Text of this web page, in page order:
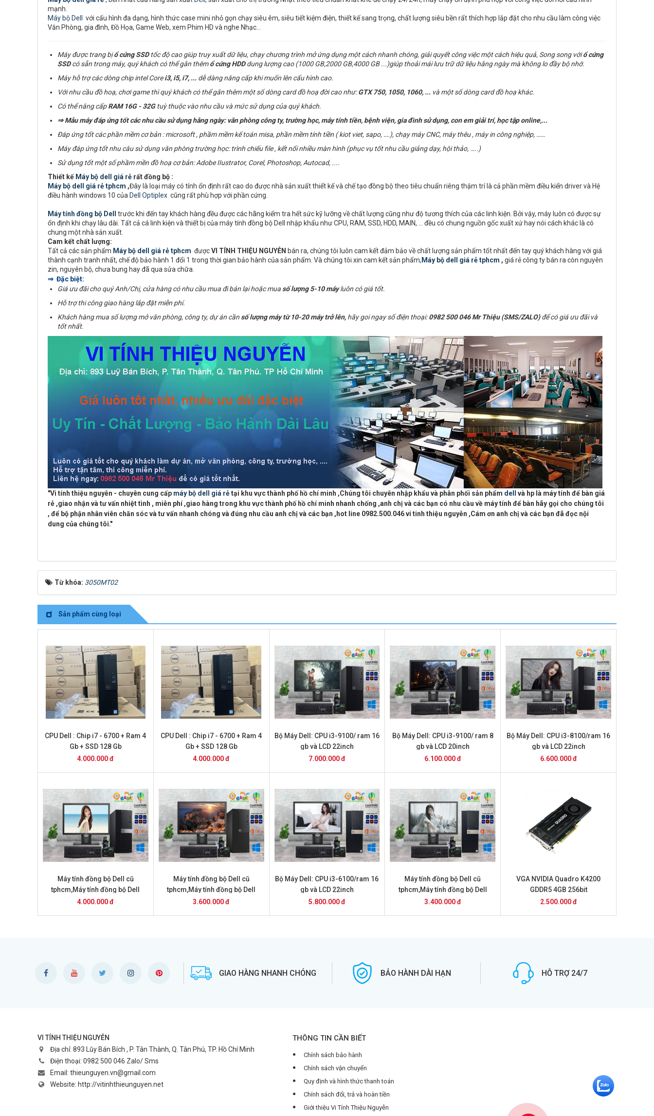
mạnh.
Máy bộ Dell
với cấu hình đa dạng, hình thức case mini nhỏ gọn chạy siêu êm, siêu tiết kiệm điện, thiết kế sang trọng, chất lượng siêu bền rất thích hợp lắp đặt cho nhu cầu làm công việc
Văn Phòng, gia đình, Đồ Họa, Game Web, xem Phim HD và nghe Nhạc…
Máy được trang bịổ cứng SSDtốc độ cao giúp truy xuất dữ liệu, chạy chương trình mở ứng dụng một cách nhanh chóng, giải quyết công việc một cách hiệu quả, Song song vớiổ cứng
SSDcó sẵn trong máy, quý khách có thể gắn thêmổ cứng HDDdung lượng cao (1000 GB,2000 GB,4000 GB ...)giúp thoải mái lưu trữ dữ liệu hằng ngày mà không lo đầy bộ nhớ.
Máy hỗ trợ các dòng chip intel Corei3, i5, i7, ... dễ dàng nâng cấp khi muốn lên cấu hình cao.
Với nhu cầu đồ hoạ, chơi game thì quý khách có thể gắn thêm một số dòng card đồ hoạ đời cao như:GTX 750, 1050, 1060, ... và một số dòng card đồ hoạ khác.
Có thể nâng cấpRAM 16G - 32Gtuỳ thuộc vào nhu cầu và mức sử dụng của quý khách.
⇒Mẫu máy đáp ứng tốt các nhu cầu sử dụng hằng ngày: văn phòng công ty, trường học, máy tính tiền, bệnh viện, gia đình sử dụng, con em giải trí, học tập online,...
Đáp ứng tốt các phần mềm cơ bản : microsoft , phầm mềm kế toán misa, phần mềm tính tiền ( kiot viet, sapo, ….), chạy máy CNC, máy thêu , máy in công nghiệp, ……
Máy đáp ứng tốt nhu câu sử dụng văn phòng trường học: trình chiếu file , kết nối nhiều màn hình (phục vụ tốt nhu cầu giảng dạy, hội thảo, …..)
Sử dụng tốt một số phầm mền đồ hoạ cơ bản:Adobe IIustrator, Corel, Photoshop, Autocad, ....
Thiết kế Máy bộ dell giá rẻ rất đồng bộ :
Máy bộ dell giá rẻ tphcm ,Đây là loại máy có tính ổn định rất cao do được nhà sản xuất thiết kế và chế tạo đồng bộ theo tiêu chuẩn riêng thậm trí là cả phần mềm điều kiển driver và Hệ
điều hành windows 10 của Dell Optiplex cũng rất phù hợp với phần cứng.
Máy tính đồng bộ Dell
trước khi đến tay khách hàng đều được các hãng kiểm tra hết sức kỹ lưỡng về chất lượng cũng như độ tương thích của các linh kiện. Bởi vậy, máy luôn có được sự
ổn định khi chạy lâu dài. Tất cả cá linh kiện và thiết bị của máy tính đồng bộ Dell nhập khẩu như CPU, RAM, SSD, HDD, MAIN, ... đều có chung nguồn gốc xuất xứ hay nói cách khác là có
chung một nhà sản xuất.
Cam kết chất lượng:
Tất cả các sản phẩm Máy bộ dell giá rẻ tphcm đượcVI TÍNH THIỆU NGUYỄN bán ra, chúng tôi luôn cam kết đảm bảo về chất lượng sản phẩm tốt nhất đến tay quý khách hàng với giá
thành cạnh tranh nhất, chế độ bảo hành 1 đổi 1 trong thời gian bảo hành của sản phẩm. Và chúng tôi xin cam kết sản phẩm, Máy bộ dell giá rẻ tphcm , giá rẻ công ty bán ra còn nguyên
zin, nguyên bộ, chưa bung hay đã qua sửa chữa.
⇒ Đặc biệt:
Giá ưu đãi cho quý Anh/Chị, cửa hàng có nhu cầu mua đi bán lại hoặc mua số lượng 5-10 máyluôn có giá tốt.
Hỗ trợ thi công giao hàng lắp đặt miễn phí.
Khách hàng mua số lượng mở văn phòng, công ty, dự án cần số lượng máy từ 10-20 máy trở lên, hãy goi ngay số điện thoại:0982 500 046 Mr Thiệu (SMS/ZALO)để có giá ưu đãi và
tốt nhất.
"Vi tính thiệu nguyễn - chuyên cung cấp máy bộ dell giá rẻtại khu vựcthành phố hồ chí minh ,Chúng tôi chuyên nhập khẩu và phân phối sản phẩm dell
và hp là máy tính để bàn giá
rẻ ,giao nhận và tư vấn nhiệt tình , miễn phí ,giao hàng trong khu vực thành phố hồ chí minh nhanh chống ,anh chị và các bạn có nhu cầu về máy tính để bàn hãy gọi cho chúng tôi
, để bộ phận nhân viên chăn sóc và tư vấn nhanh chóng và đúng nhu cầu anh chị và các bạn , hot line 0982.500.046 vi tinh thiệu nguyễn ,Cám ơn anh chị và các bạn đã đọc nội
dung của chúng tôi."
Từ khóa: 3050MT02
Sản phẩm cùng loại
CPU Dell : Chip i7 - 6700 + Ram 4
Gb + SSD 128 Gb
4.000.000 đ
CPU Dell : Chip i7 - 6700 + Ram 4
Gb + SSD 128 Gb
4.000.000 đ
Bộ Máy Dell: CPU i3-9100/ ram 16
gb và LCD 22inch
7.000.000 đ
Bộ Máy Dell: CPU i3-9100/ ram 8
gb và LCD 20inch
6.100.000 đ
Bộ Máy Dell: CPU i3-8100/ram 16
gb và LCD 22inch
6.600.000 đ
Máy tính đồng bộ Dell cũ
tphcm,Máy tính đồng bộ Dell
Core i7,máy tính đồng bộ dell
4.000.000 đ
Máy tính đồng bộ Dell cũ
tphcm,Máy tính đồng bộ Dell
Core i7,máy tính đồng bộ dell
3.600.000 đ
Bộ Máy Dell: CPU i3-6100/ram 16
gb và LCD 22inch
5.800.000 đ
Máy tính đồng bộ Dell cũ
tphcm,Máy tính đồng bộ Dell
Core i7,máy tính đồng bộ dell
3.400.000 đ
VGA NVIDIA Quadro K4200
GDDR5 4GB 256bit
2.500.000 đ
GIAO HÀNG NHANH CHÓNG BẢO HÀNH DÀI HẠN HỖ TRỢ 24/7
VI TÍNH THIỆU NGUYỄN
Địa chỉ: 893 Lũy Bán Bích , P. Tân Thành, Q. Tân Phú, TP. Hồ Chí Minh
Điện thoại: 0982 500 046 Zalo/ Sms
Email: thieunguyen.vn@gmail.com
Website: http://vitinhthieunguyen.net
THÔNG TIN CẦN BIẾT
Chính sách bảo hành
Chính sách vận chuyển
Quy định và hình thức thanh toán
Chính sách đổi, trả và hoàn tiền
Giới thiệu Vi Tính Thiệu Nguyễn